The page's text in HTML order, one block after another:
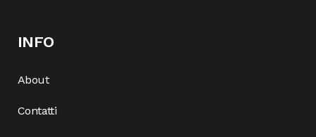
INFO
About
Contatti